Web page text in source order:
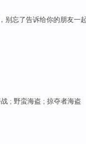
别忘了告诉给你的朋友一
; 野蛮海盗 ; 掠夺者海盗